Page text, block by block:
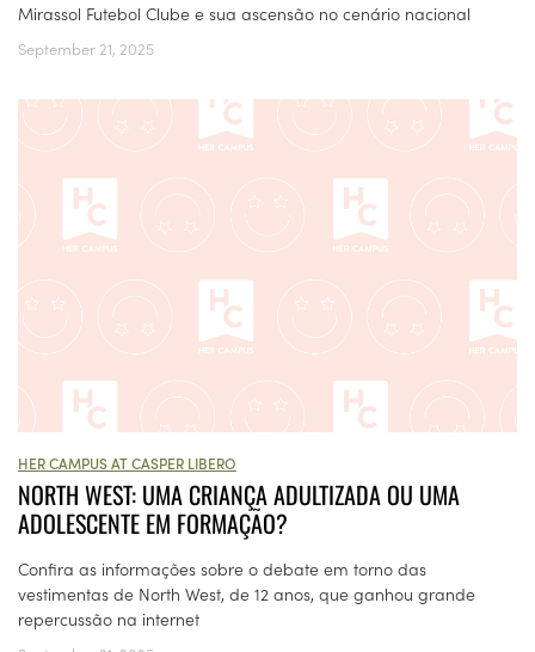
Mirassol Futebol Clube e sua ascensão no cenário nacional
September 21, 2025
HER CAMPUS AT CASPER LIBERO
NORTH WEST: UMA CRIANÇA ADULTIZADA OU UMA
ADOLESCENTE EM FORMAÇÃO?
Confira as informações sobre o debate em torno das
vestimentas de North West, de 12 anos, que ganhou grande
repercussão na internet